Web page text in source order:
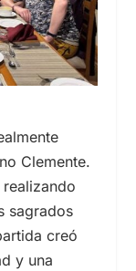
Clemente.
sagrados
creó
y una